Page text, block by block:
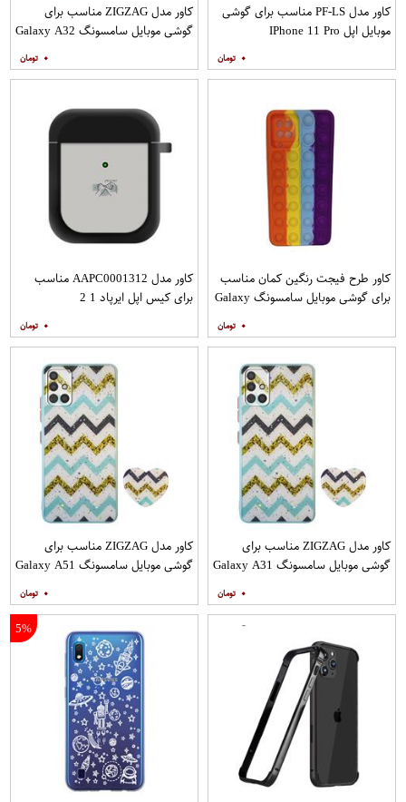
کاور مدل PF-LS مناسب برای گوشی
موبایل اپل IPhone 11 Pro
۰
کاور مدل ZIGZAG مناسب برای
گوشی موبایل سامسونگ Galaxy A32
۰
کاور طرح فیجت رنگین کمان مناسب
برای گوشی موبایل سامسونگ Galaxy
۰
کاور مدل AAPC0001312 مناسب
برای کیس اپل ایرپاد 1 2
۰
کاور مدل ZIGZAG مناسب برای
گوشی موبایل سامسونگ Galaxy A31
۰
کاور مدل ZIGZAG مناسب برای
گوشی موبایل سامسونگ Galaxy A51
۰
5%